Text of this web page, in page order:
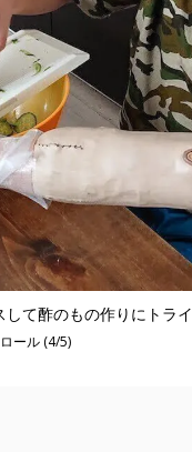
して酢のもの作りにトライ
ール (4/5)